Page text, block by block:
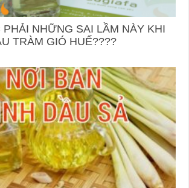
PHẢI NHỮNG SAI LẦM NÀY KHI
TRÀM GIÓ HUẾ????